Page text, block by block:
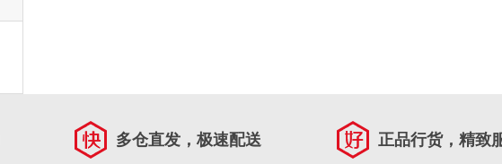
多仓直发，极速配送 正品行货，精致